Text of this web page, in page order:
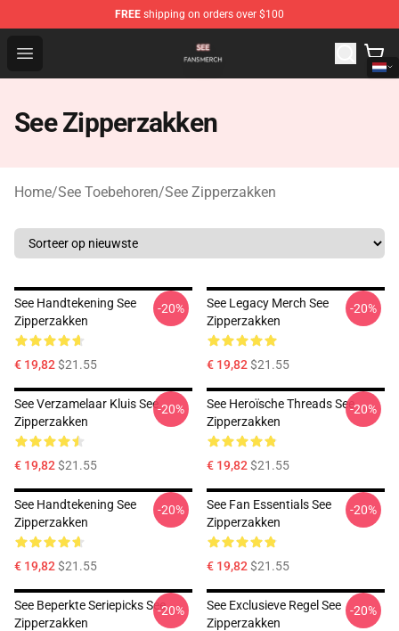
FREE shipping on orders over $100
Open menu
See Shop - Official See Merchandise Store
See Zipperzakken
Home/See Toebehoren/See Zipperzakken
See Handtekening See
Zipperzakken
€ 19,82$21.55
-20%
See Legacy Merch See
Zipperzakken
€ 19,82$21.55
-20%
See Verzamelaar Kluis See
Zipperzakken
€ 19,82$21.55
-20%
See Heroïsche Threads See
Zipperzakken
€ 19,82$21.55
-20%
See Handtekening See
Zipperzakken
€ 19,82$21.55
-20%
See Fan Essentials See
Zipperzakken
€ 19,82$21.55
-20%
See Beperkte Seriepicks See
Zipperzakken
-20%
See Exclusieve Regel See
Zipperzakken
-20%